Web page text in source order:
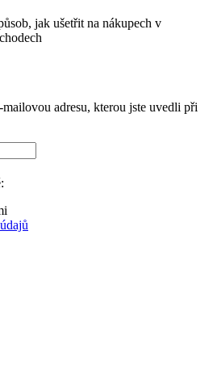
jak ušetřit na nákupech v
adresu, kterou jste uvedli při